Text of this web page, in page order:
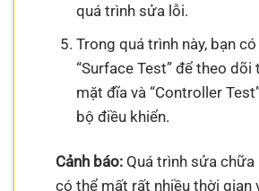
quá trình sửa lỗi.
Trong quá trình này, bạn
“Surface Test” để theo dõi
mặt đĩa và “Controller
bộ điều khiển.
Cảnh báo: Quá trình sửa
có thể mất rất nhiều thời gian